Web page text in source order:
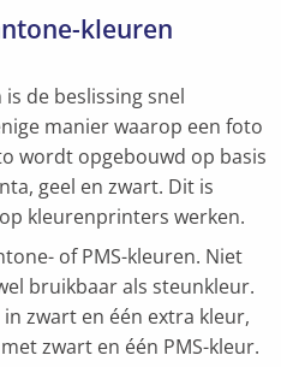
kleuren
de beslissing snel
manier waarop een foto
wordt opgebouwd op basis
geel en zwart. Dit is
kleurenprinters werken.
of PMS-kleuren. Niet
bruikbaar als steunkleur.
zwart en één extra kleur,
zwart en één PMS-kleur.